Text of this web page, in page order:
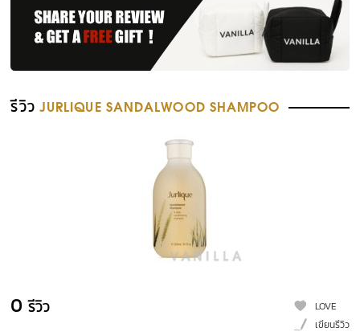
รีวิว JURLIQUE SANDALWOOD SHAMPOO
0 รีวิว
LOVE
เขียนรีวิว